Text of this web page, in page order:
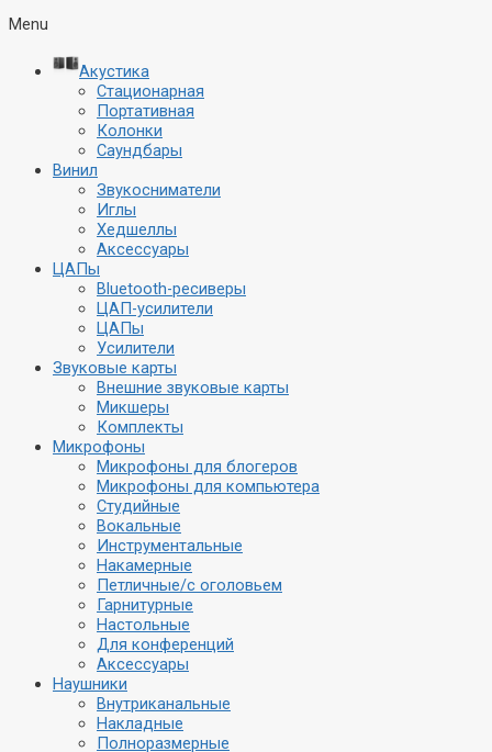
Menu
Акустика
Стационарная
Портативная
Колонки
Саундбары
Винил
Звукосниматели
Иглы
Хедшеллы
Аксессуары
ЦАПы
Bluetooth-ресиверы
ЦАП-усилители
ЦАПы
Усилители
Звуковые карты
Внешние звуковые карты
Микшеры
Комплекты
Микрофоны
Микрофоны для блогеров
Микрофоны для компьютера
Студийные
Вокальные
Инструментальные
Накамерные
Петличные/с оголовьем
Гарнитурные
Настольные
Для конференций
Аксессуары
Наушники
Внутриканальные
Накладные
Полноразмерные